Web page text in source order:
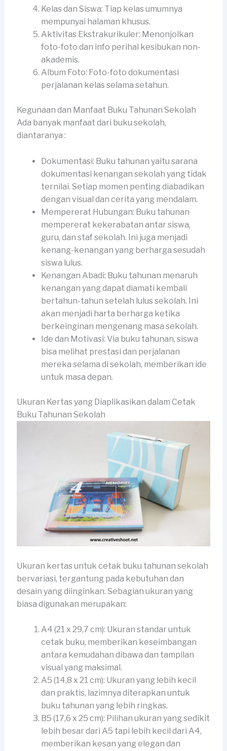
Kelas dan Siswa: Tiap kelas umumnya
mempunyai halaman khusus.
Aktivitas Ekstrakurikuler: Menonjolkan
foto-foto dan info perihal kesibukan non-
akademis.
Album Foto: Foto-foto dokumentasi
perjalanan kelas selama setahun.
Kegunaan dan Manfaat Buku Tahunan Sekolah
Ada banyak manfaat dari buku sekolah,
diantaranya :
Dokumentasi: Buku tahunan yaitu sarana
dokumentasi kenangan sekolah yang tidak
ternilai. Setiap momen penting diabadikan
dengan visual dan cerita yang mendalam.
Mempererat Hubungan: Buku tahunan
mempererat kekerabatan antar siswa,
guru, dan staf sekolah. Ini juga menjadi
kenang-kenangan yang berharga sesudah
siswa lulus.
Kenangan Abadi: Buku tahunan menaruh
kenangan yang dapat diamati kembali
bertahun-tahun setelah lulus sekolah. Ini
akan menjadi harta berharga ketika
berkeinginan mengenang masa sekolah.
Ide dan Motivasi: Via buku tahunan, siswa
bisa melihat prestasi dan perjalanan
mereka selama di sekolah, memberikan ide
untuk masa depan.
Ukuran Kertas yang Diaplikasikan dalam Cetak
Buku Tahunan Sekolah
Ukuran kertas untuk cetak buku tahunan sekolah
bervariasi, tergantung pada kebutuhan dan
desain yang diinginkan. Sebagian ukuran yang
biasa digunakan merupakan:
A4 (21 x 29,7 cm): Ukuran standar untuk
cetak buku, memberikan keseimbangan
antara kemudahan dibawa dan tampilan
visual yang maksimal.
A5 (14,8 x 21 cm): Ukuran yang lebih kecil
dan praktis, lazimnya diterapkan untuk
buku tahunan yang lebih ringkas.
B5 (17,6 x 25 cm): Pilihan ukuran yang sedikit
lebih besar dari A5 tapi lebih kecil dari A4,
memberikan kesan yang elegan dan